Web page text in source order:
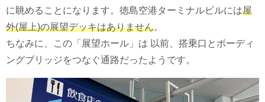
に眺めることになります。徳島空港ターミナルビルには屋
外(屋上)の展望デッキはありません。
ちなみに、この「展望ホール」は 以前、搭乗口とボーディ
ングブリッジをつなぐ通路だったようです。